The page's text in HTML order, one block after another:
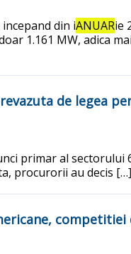
din iANUARie
1.161 MW, adica
de legea
primar al sectorului
procurorii au decis […]